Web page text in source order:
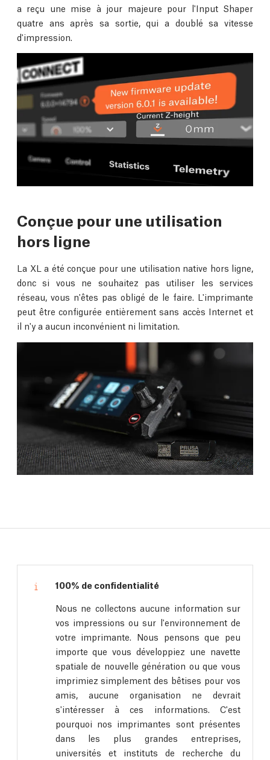
a reçu une mise à jour majeure pour l'Input Shaper
quatre ans après sa sortie, qui a doublé sa vitesse
d'impression.
Conçue pour une utilisation
hors ligne
La XL a été conçue pour une utilisation native hors ligne,
donc si vous ne souhaitez pas utiliser les services
réseau, vous n'êtes pas obligé de le faire. L'imprimante
peut être configurée entièrement sans accès Internet et
il n'y a aucun inconvénient ni limitation.
100% de confidentialité
Nous ne collectons aucune information sur
vos impressions ou sur l'environnement de
votre imprimante. Nous pensons que peu
importe que vous développiez une navette
spatiale de nouvelle génération ou que vous
imprimiez simplement des bêtises pour vos
amis, aucune organisation ne devrait
s'intéresser à ces informations. C'est
pourquoi nos imprimantes sont présentes
dans les plus grandes entreprises,
universités et instituts de recherche du